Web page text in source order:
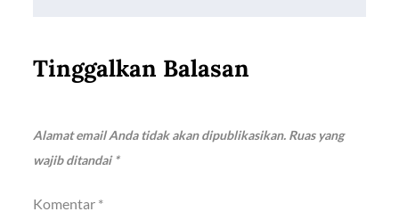
Tinggalkan Balasan
Alamat email Anda tidak akan dipublikasikan. Ruas yang
wajib ditandai*
Komentar *